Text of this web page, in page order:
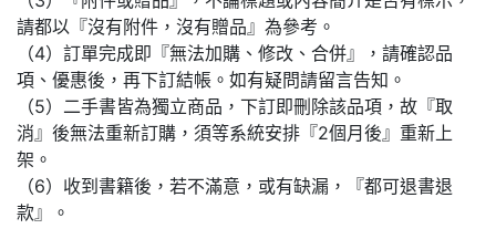
請都以『沒有附件，沒有贈品』為參考。
（4）訂單完成即『無法加購、修改、合併』，請確認品
項、優惠後，再下訂結帳。如有疑問請留言告知。
（5）二手書皆為獨立商品，下訂即刪除該品項，故『取
消』後無法重新訂購，須等系統安排『2個月後』重新上
架。
（6）收到書籍後，若不滿意，或有缺漏，『都可退書退
款』。